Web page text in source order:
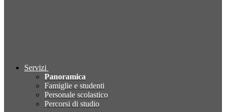
Servizi
Panoramica
Famiglie e studenti
Personale scolastico
Percorsi di studio